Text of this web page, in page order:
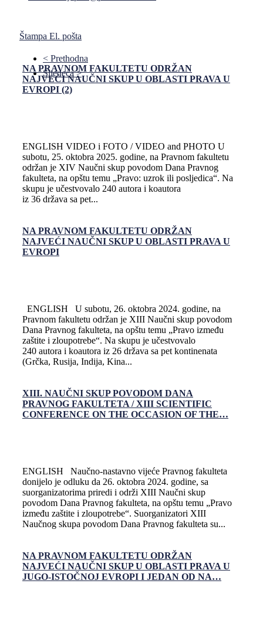
Štampa El. pošta
< Prethodna
Sljedeća >
NA PRAVNOM FAKULTETU ODRŽAN
NAJVEĆI NAUČNI SKUP U OBLASTI PRAVA U
EVROPI (2)
ENGLISH VIDEO i FOTO / VIDEO and PHOTO U
subotu, 25. oktobra 2025. godine, na Pravnom fakultetu
održan je XIV Naučni skup povodom Dana Pravnog
fakulteta, na opštu temu „Pravo: uzrok ili posljedica“. Na
skupu je učestvovalo 240 autora i koautora
iz 36 država sa pet...
NA PRAVNOM FAKULTETU ODRŽAN
NAJVEĆI NAUČNI SKUP U OBLASTI PRAVA U
EVROPI
ENGLISH U subotu, 26. oktobra 2024. godine, na
Pravnom fakultetu održan je XIII Naučni skup povodom
Dana Pravnog fakulteta, na opštu temu „Pravo između
zaštite i zloupotrebe“. Na skupu je učestvovalo
240 autora i koautora iz 26 država sa pet kontinenata
(Grčka, Rusija, Indija, Kina...
XIII. NAUČNI SKUP POVODOM DANA
PRAVNOG FAKULTETA / XIII SCIENTIFIC
CONFERENCE ON THE OCCASION OF THE…
ENGLISH Naučno-nastavno vijeće Pravnog fakulteta
donijelo je odluku da 26. oktobra 2024. godine, sa
suorganizatorima priredi i održi XIII Naučni skup
povodom Dana Pravnog fakulteta, na opštu temu „Pravo
između zaštite i zloupotrebe“. Suorganizatori XIII
Naučnog skupa povodom Dana Pravnog fakulteta su...
NA PRAVNOM FAKULTETU ODRŽAN
NAJVEĆI NAUČNI SKUP U OBLASTI PRAVA U
JUGO-ISTOČNOJ EVROPI I JEDAN OD NA…